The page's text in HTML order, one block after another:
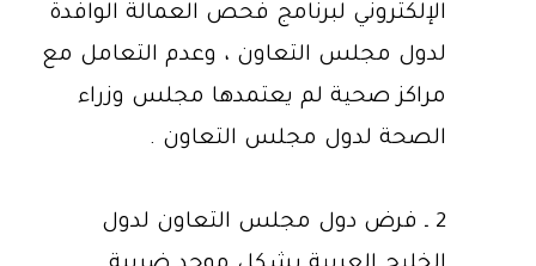
الإلكتروني لبرنامج فحص العمالة الوافدة
لدول مجلس التعاون ، وعدم التعامل مع
مراكز صحية لم يعتمدها مجلس وزراء
الصحة لدول مجلس التعاون .
2 ـ فرض دول مجلس التعاون لدول